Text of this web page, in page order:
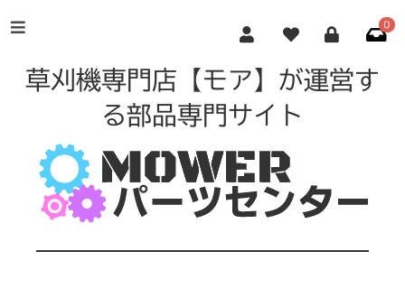
0
草刈機専門店【モア】が運営す
る部品専門サイト